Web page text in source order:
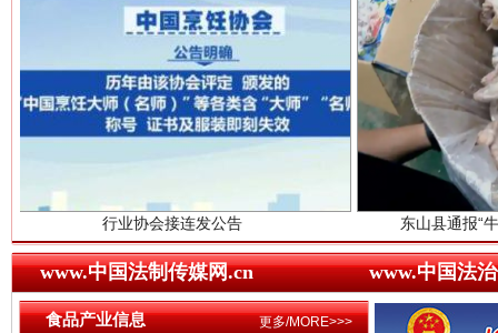
中国视频新闻网.
中国廉政法纪网.
中国律师在线.
红船起航处 潮起向未来 广州首
行业协会接连发公告 东山县通报“牛蛙产品抗生素
www.中国法制传媒网.cn www.中国法
食品产业信息 更多/MORE>>>